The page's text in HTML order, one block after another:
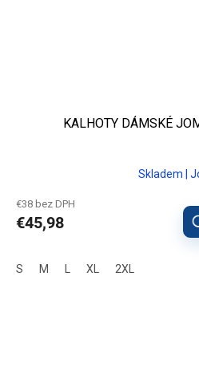
KALHOTY DÁMSKÉ
Skladem |
€38 bez DPH
€45,98
S M XL 2XL